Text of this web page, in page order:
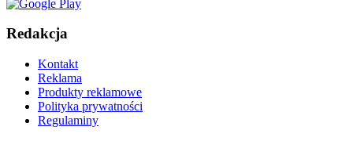
Redakcja
Kontakt
Reklama
Produkty reklamowe
Polityka prywatności
Regulaminy